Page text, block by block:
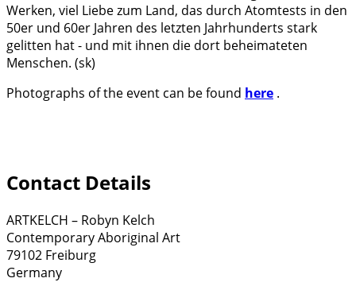
Werken, viel Liebe zum Land, das durch Atomtests in den
50er und 60er Jahren des letzten Jahrhunderts stark
gelitten hat - und mit ihnen die dort beheimateten
Menschen. (sk)
Photographs of the event can be found here .
Contact Details
ARTKELCH – Robyn Kelch
Contemporary Aboriginal Art
79102 Freiburg
Germany